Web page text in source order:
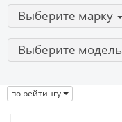
Выберите марку
Выберите модель
по рейтингу